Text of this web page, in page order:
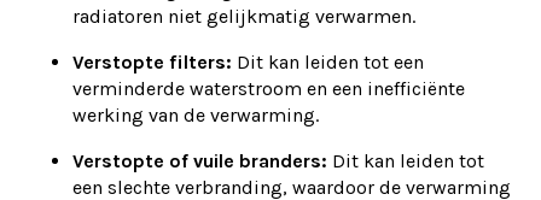
radiatoren niet gelijkmatig verwarmen.
Verstopte filters: Dit kan leiden tot een
verminderde waterstroom en een inefficiënte
werking van de verwarming.
Verstopte of vuile branders: Dit kan leiden tot
een slechte verbranding, waardoor de verwarming